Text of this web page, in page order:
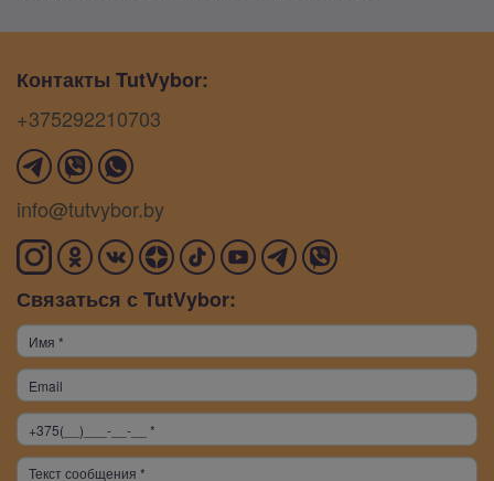
Контакты TutVybor:
+375292210703
info@tutvybor.by
Связаться с TutVybor: